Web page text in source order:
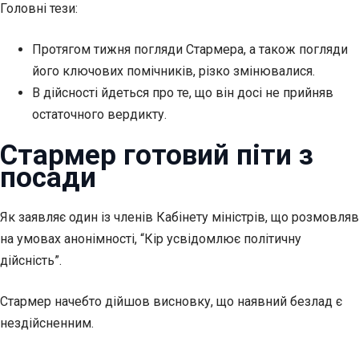
Головні тези:
Протягом тижня погляди Стармера, а також погляди
його ключових помічників, різко змінювалися.
В дійсності йдеться про те, що він досі не прийняв
остаточного вердикту.
Стармер готовий піти з
посади
Як заявляє один із членів Кабінету міністрів, що розмовляв
на умовах анонімності, “Кір усвідомлює політичну
дійсність”.
Стармер начебто дійшов висновку, що наявний безлад є
нездійсненним.